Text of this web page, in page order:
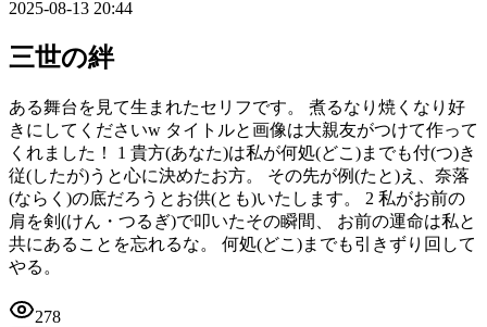
2025-08-13 20:44
三世の絆
ある舞台を見て生まれたセリフです。 煮るなり焼くなり好
きにしてくださいw タイトルと画像は大親友がつけて作って
くれました！ 1 貴方(あなた)は私が何処(どこ)までも付(つ)き
従(したが)うと心に決めたお方。 その先が例(たと)え、奈落
(ならく)の底だろうとお供(とも)いたします。 2 私がお前の
肩を剣(けん・つるぎ)で叩いたその瞬間、 お前の運命は私と
共にあることを忘れるな。 何処(どこ)までも引きずり回して
やる。
278